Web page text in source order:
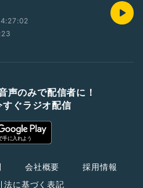
声のみで配信者に！
すぐラジオ配信
会社概要
採用情報
法に基づく表記